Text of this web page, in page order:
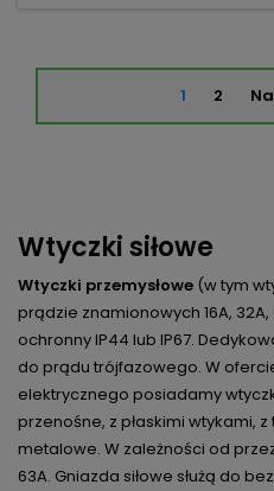
1 2
Wtyczki siłowe
Wtyczki przemysłowe (w tym
prądzie znamionowych 16A,
ochronny IP44 lub IP67.
do prądu trójfazowego. W
elektrycznego posiadamy
przenośne, z płaskimi wtykami,
metalowe. W zależności od
63A. Gniazda siłowe służą do